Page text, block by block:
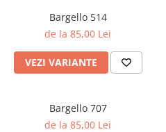
Floral-Fructat/Gurmand
Oriental-Vanilat
Lemnos-Cypre
Oriental-Fougere
Aromatic-Acvatic
Lemnos-Cypre
Floral-Fructat
Bargello 514
de la 85,00 Lei
VEZI VARIANTE
Bargello 707
de la 85,00 Lei